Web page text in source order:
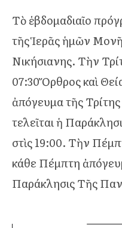
Τὸ ἑβδομαδιαῖο
τῆς Ἱερᾶς ἡμῶν
Νικήσιανης. Τὴν
07:30 Ὄρθρος καὶ
ἀπόγευμα τῆς
τελεῖται ἡ
στὶς 19:00. Τὴν
κάθε Πέμπτη
Παράκλησις Τῆς